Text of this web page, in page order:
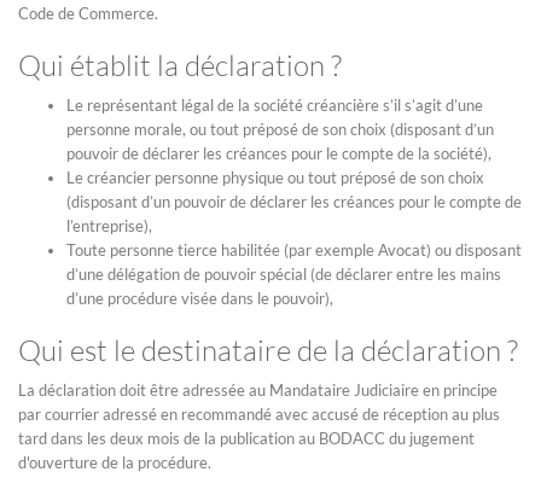
Code de Commerce.
Qui établit la déclaration ?
Le représentant légal de la société créancière s’il s’agit d’une
personne morale, ou tout préposé de son choix (disposant d’un
pouvoir de déclarer les créances pour le compte de la société),
Le créancier personne physique ou tout préposé de son choix
(disposant d’un pouvoir de déclarer les créances pour le compte de
l’entreprise),
Toute personne tierce habilitée (par exemple Avocat) ou disposant
d’une délégation de pouvoir spécial (de déclarer entre les mains
d’une procédure visée dans le pouvoir),
Qui est le destinataire de la déclaration ?
La déclaration doit être adressée au Mandataire Judiciaire en principe
par courrier adressé en recommandé avec accusé de réception au plus
tard dans les deux mois de la publication au BODACC du jugement
d'ouverture de la procédure.